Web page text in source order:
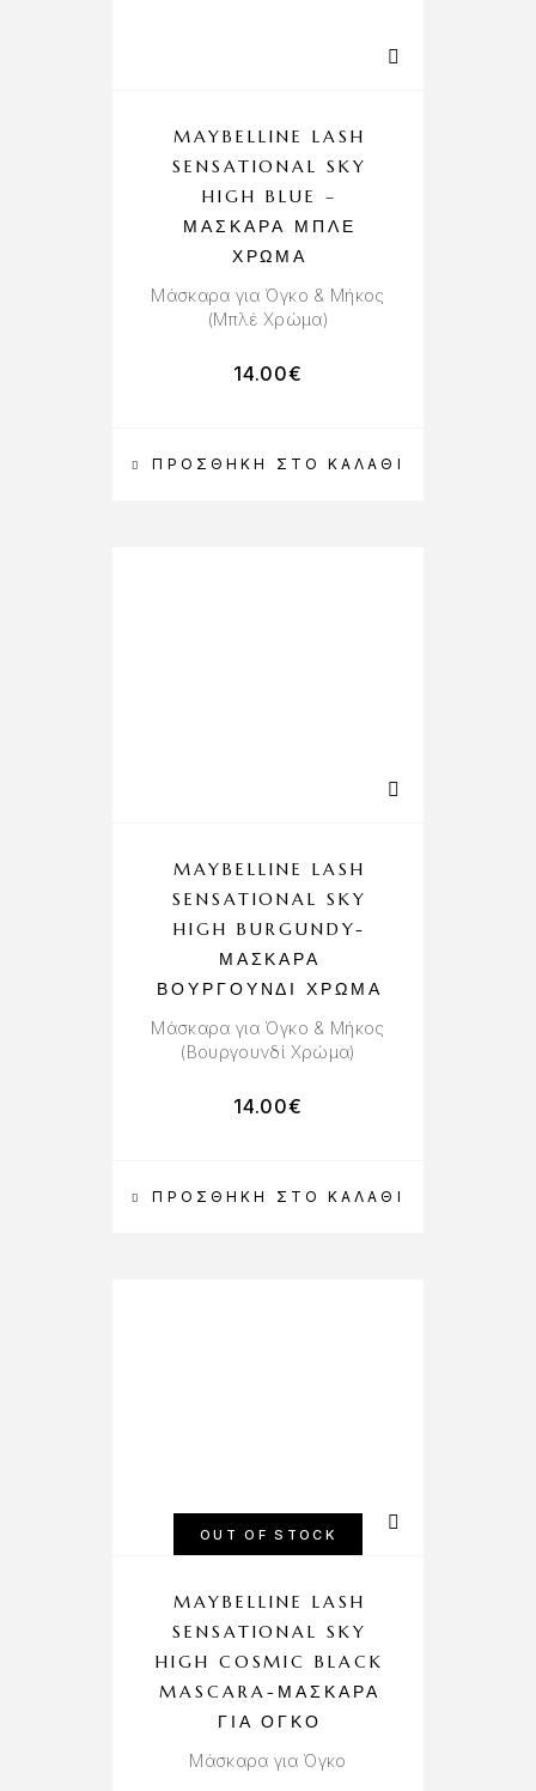
ΠΡΟΣΘΉΚΗ ΣΤΟ ΚΑΛΆΘΙ
MAYBELLINE LASH
SENSATIONAL SKY
HIGH BLUE –
ΜΆΣΚΑΡΑ ΜΠΛΈ
ΧΡΏΜΑ
Μάσκαρα για Όγκο & Μήκος
(Μπλέ Χρώμα)
14.00€
ΠΡΟΣΘΉΚΗ ΣΤΟ ΚΑΛΆΘΙ
MAYBELLINE LASH
SENSATIONAL SKY
HIGH BURGUNDY-
ΜΆΣΚΑΡΑ
ΒΟΥΡΓΟΥΝΔΊ ΧΡΏΜΑ
Μάσκαρα για Όγκο & Μήκος
(Βουργουνδί Χρώμα)
14.00€
OUT OF STOCK
MAYBELLINE LASH
SENSATIONAL SKY
HIGH COSMIC BLACK
MASCARA-ΜΆΣΚΑΡΑ
ΓΙΑ ΌΓΚΟ
Μάσκαρα για Όγκο